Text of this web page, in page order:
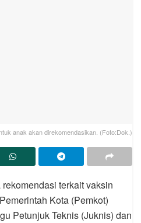
anak akan direkomendasikan. (Foto:Dok.)
terkait vaksin
Kota (Pemkot)
Petunjuk Teknis (Juknis) dan